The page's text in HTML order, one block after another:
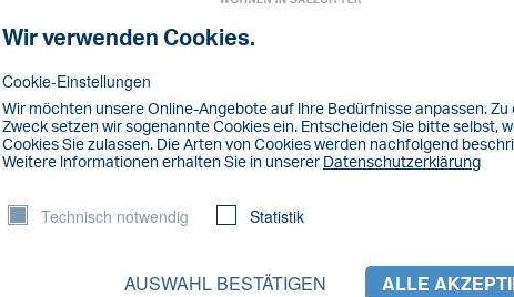
Wir verwenden Cookies.
Cookie-Einstellungen
Wir möchten unsere Online-Angebote auf lhre Bedürfnisse anpassen. Zu
Zweck setzen wir sogenannte Cookies ein. Entscheiden Sie bitte selbst,
Cookies Sie zulassen. Die Arten von Cookies werden nachfolgend
Weitere lnformationen erhalten Sie in unserer Datenschutzerklärung
Technisch notwendig Statistik
AUSWAHL BESTÄTIGEN ALLE